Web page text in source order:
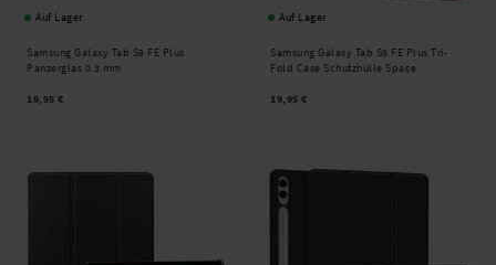
Auf Lager
Samsung Galaxy Tab S9 FE Plus
Panzerglas 0.3 mm
19,95 €
Auf Lager
Samsung Galaxy Tab S9 FE Plus Tri-
Fold Case Schutzhülle Space
19,95 €